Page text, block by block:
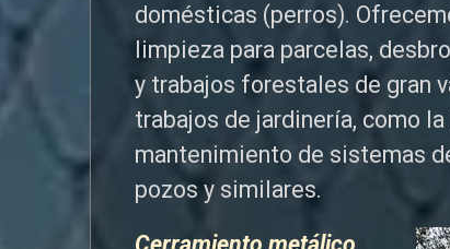
domésticas (perros).
limpieza para parcelas,
y trabajos forestales de gran
trabajos de jardinería, como
mantenimiento de sistemas
pozos y similares.